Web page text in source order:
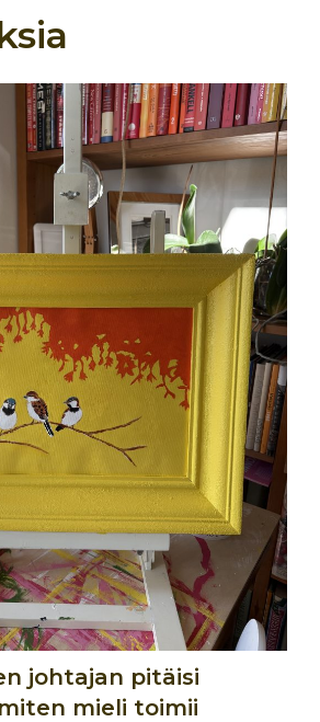
johtajan pitäisi
mieli toimii